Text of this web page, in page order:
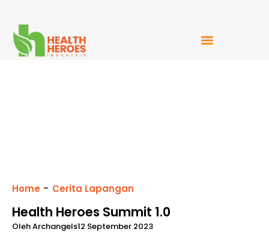
Home - Cerita Lapangan
Health Heroes Summit 1.0
OlehArchangels12 September 2023